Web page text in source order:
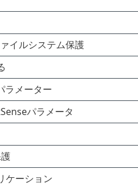
イルシステム保護
ラメーター
パラメータ
ケーション